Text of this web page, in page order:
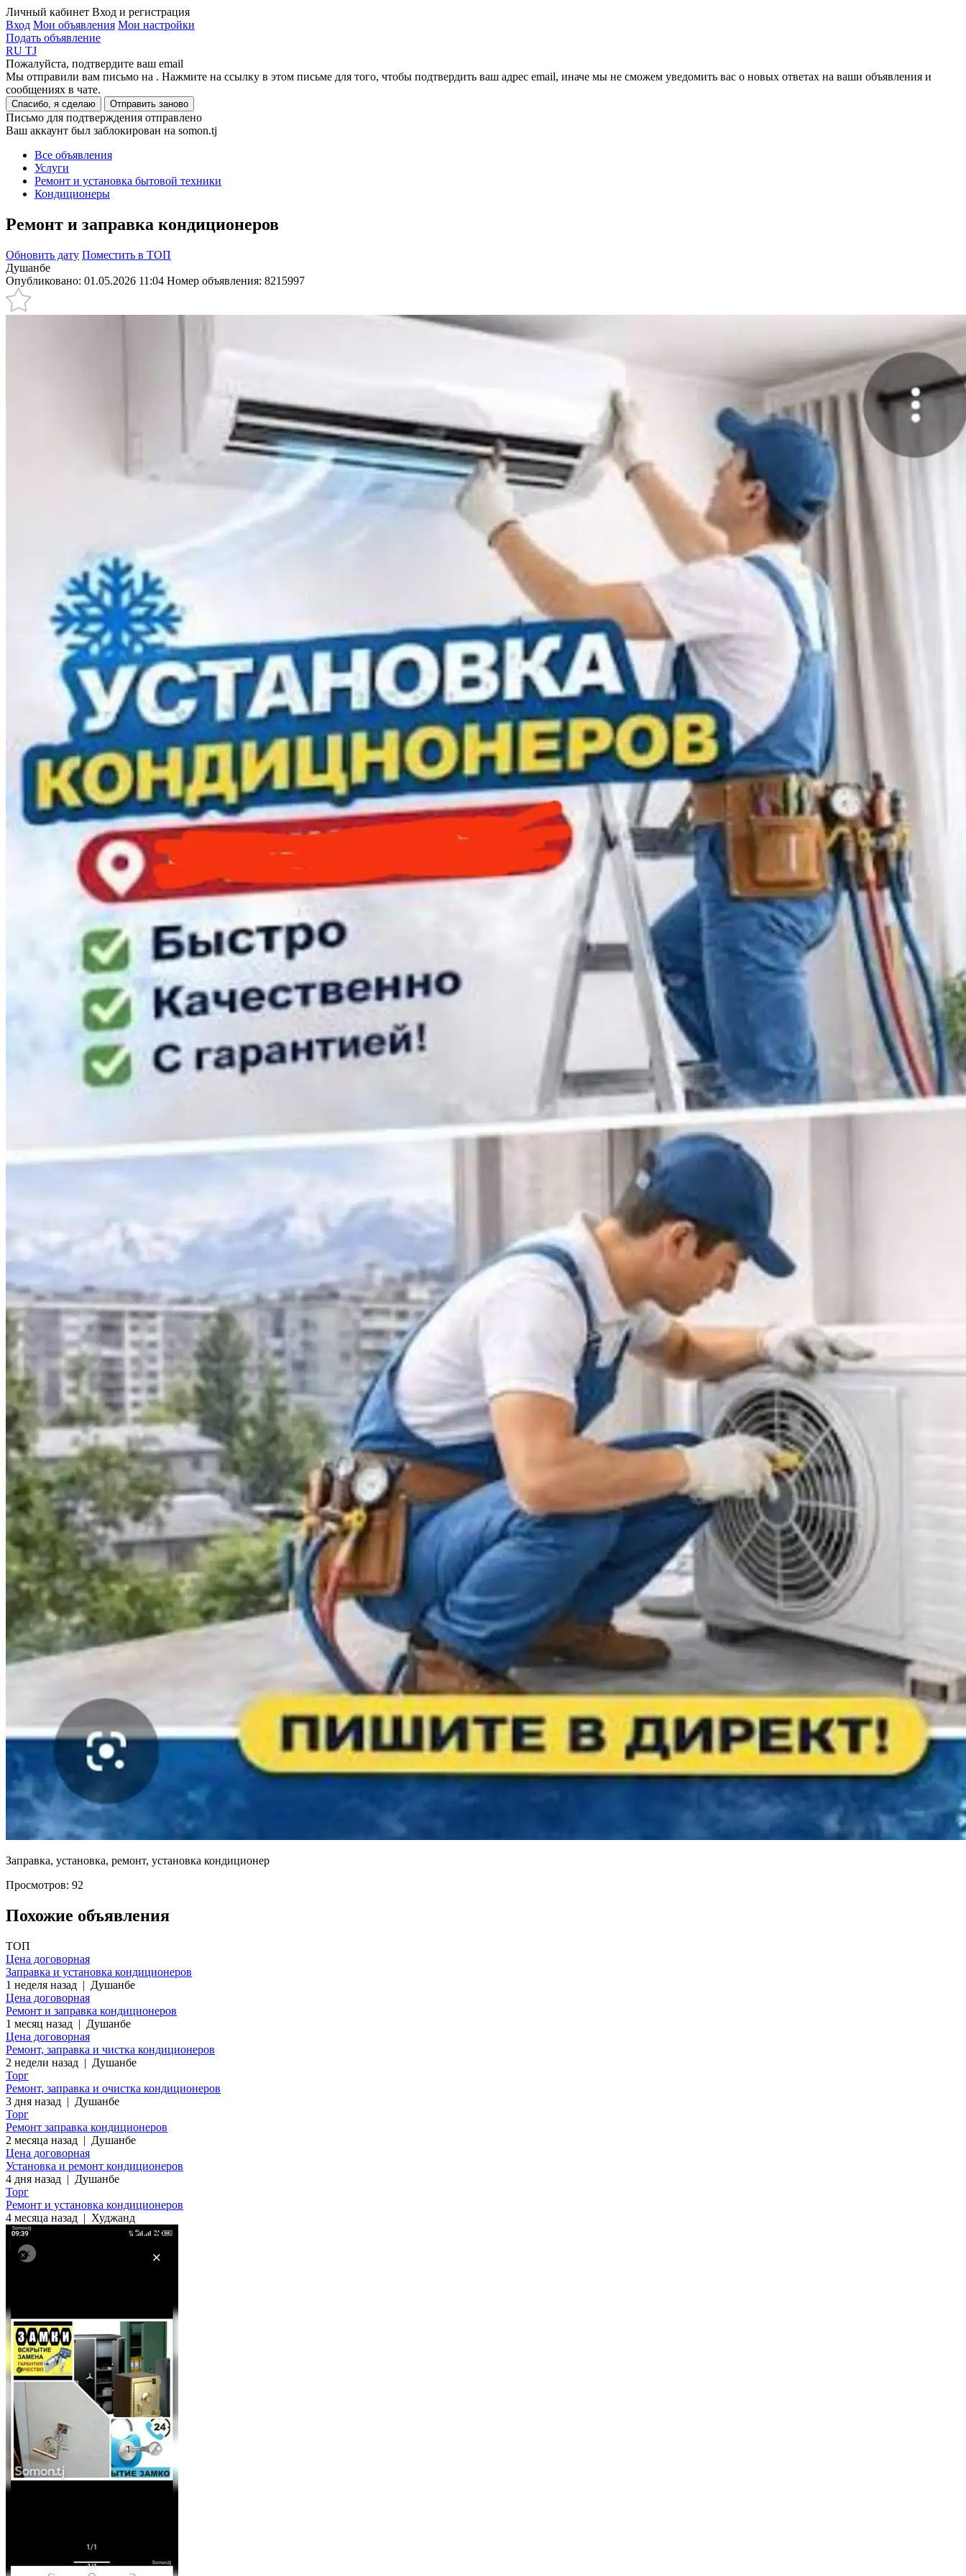
Личный кабинет Вход и регистрация
Вход Мои объявления Мои настройки
Подать объявление
RU TJ
Пожалуйста, подтвердите ваш email
Мы отправили вам письмо на . Нажмите на ссылку в этом письме для того, чтобы подтвердить ваш адрес email, иначе мы не сможем уведомить вас о новых ответах на ваши объявления и
сообщениях в чате.
Спасибо, я сделаю Отправить заново
Письмо для подтверждения отправлено
Ваш аккаунт был заблокирован на somon.tj
Все объявления
Услуги
Ремонт и установка бытовой техники
Кондиционеры
Ремонт и заправка кондиционеров
Обновить дату Поместить в ТОП
Душанбе
Опубликовано: 01.05.2026 11:04 Номер объявления: 8215997
Заправка, установка, ремонт, установка кондиционер
Просмотров: 92
Похожие объявления
ТОП
Цена договорная
Заправка и установка кондиционеров
1 неделя назад | Душанбе
Цена договорная
Ремонт и заправка кондиционеров
1 месяц назад | Душанбе
Цена договорная
Ремонт, заправка и чистка кондиционеров
2 недели назад | Душанбе
Торг
Ремонт, заправка и очистка кондиционеров
3 дня назад | Душанбе
Торг
Ремонт заправка кондиционеров
2 месяца назад | Душанбе
Цена договорная
Установка и ремонт кондиционеров
4 дня назад | Душанбе
Торг
Ремонт и установка кондиционеров
4 месяца назад | Худжанд